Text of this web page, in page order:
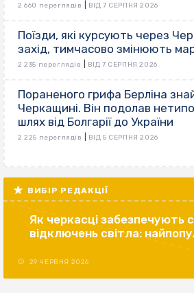
2 660 переглядів ВІД 7 СЕРПНЯ 2026
Поїзди, які курсують через
захід, тимчасово змінюють
2 235 переглядів ВІД 7 СЕРПНЯ 2026
Пораненого грифа Берліна
Черкащині. Він подолав
шлях від Болгарії до України
2 225 переглядів ВІД 5 СЕРПНЯ 2026
ВИБІР РЕДАКЦІЇ
Як черкасці забезпечують
відключень світла:
29 ЧЕРВНЯ 2026